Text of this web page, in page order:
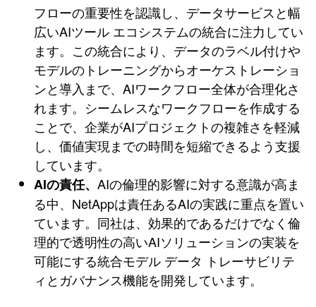
フローの重要性を認識し、データサービスと幅
広いAIツール エコシステムの統合に注力してい
ます。この統合により、データのラベル付けや
モデルのトレーニングからオーケストレーショ
ンと導入まで、AIワークフロー全体が合理化さ
れます。シームレスなワークフローを作成する
ことで、企業がAIプロジェクトの複雑さを軽減
し、価値実現までの時間を短縮できるよう支援
しています。
AIの責任、 AIの倫理的影響に対する意識が高ま
る中、NetAppは責任あるAIの実践に重点を置い
ています。同社は、効果的であるだけでなく倫
理的で透明性の高いAIソリューションの実装を
可能にする統合モデル データ トレーサビリテ
ィとガバナンス機能を開発しています。